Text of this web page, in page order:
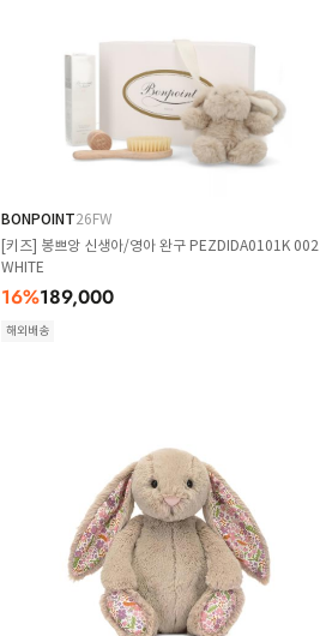
BONPOINT26FW
[키즈] 봉쁘앙 신생아/영아 완구 PEZDIDA0101K 002
WHITE
16%189,000
해외배송